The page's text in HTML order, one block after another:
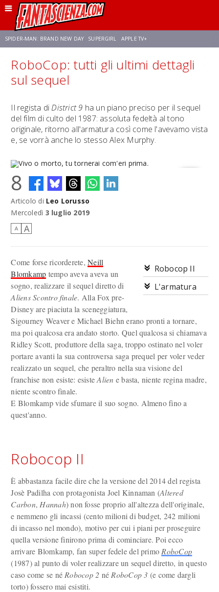
SPIDER-MAN: BRAND NEW DAY SUPERGIRL APPLE TV+
FRANCO RICCIARDIELLO ZENDAYA STAR TREK AVENGERS: DOOMSDAY
RoboCop: tutti gli ultimi dettagli
sul sequel
Il regista diDistrict 9 ha un piano preciso per il sequel
del film di culto del 1987: assoluta fedeltà al tono
originale, ritorno all'armatura così come l'avevamo vista
e, se vorrà anche lo stesso Alex Murphy.
Vivo o morto, tu tornerai com'eri prima.
8
Articolo di Leo Lorusso
Mercoledì 3 luglio 2019
A A
Robocop II
L'armatura
Come forse ricorderete,Neill
Blomkamp tempo aveva aveva un
sogno, realizzare il sequel diretto di
Aliens Scontro finale. Alla Fox pre-
Disney are piaciuta la sceneggiatura,
Sigourney Weaver e Michael Biehn erano pronti a tornare,
ma poi qualcosa era andato storto. Quel qualcosa si chiamava
Ridley Scott, produttore della saga, troppo ostinato nel voler
portare avanti la sua controversa saga prequel per voler veder
realizzato un sequel, che peraltro nella sua visione del
franchise non esiste: esisteAlien e basta, niente regina madre,
niente scontro finale.
E Blomkamp vide sfumare il suo sogno. Almeno fino a
quest'anno.
Robocop II
È abbastanza facile dire che la versione del 2014 del regista
Josè Padilha con protagonista Joel Kinnaman (Altered
Carbon, Hannah) non fosse proprio all'altezza dell'originale,
e nemmeno gli incassi (cento milioni di budget, 242 milioni
di incasso nel mondo), motivo per cui i piani per proseguire
quella versione finirono prima di cominciare. Poi ecco
arrivare Blomkamp, fan super fedele del primo RoboCop
(1987) al punto di voler realizzare un sequel diretto, in questo
caso come se né Robocop 2 né RoboCop 3 (e come dargli
torto) fossero mai esistiti.